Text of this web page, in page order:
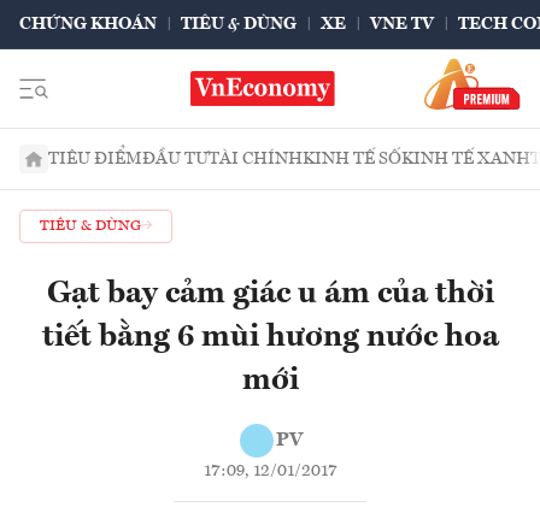
CHỨNG KHOÁN TIÊU & DÙNG XE VNE TV TECH
TIÊU ĐIỂMĐẦU TƯTÀI CHÍNHKINH TẾ SỐKINH TẾ XANH
TIÊU & DÙNG
Gạt bay cảm giác u ám của thời
tiết bằng 6 mùi hương nước hoa
mới
PV
17:09, 12/01/2017